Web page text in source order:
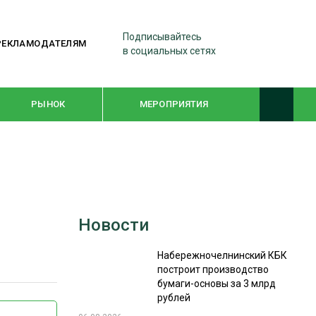
Подписывайтесь
в социальных сетях
РЫНОК МЕРОПРИЯТИЯ
WOODEX-2021
СУШКА ДРЕВЕСИНЫ
Новости
Набережночелнинский КБК
построит производство
бумаги-основы за 3 млрд
рублей